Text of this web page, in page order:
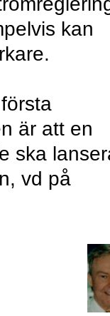
kan
är att en
ska
vd på